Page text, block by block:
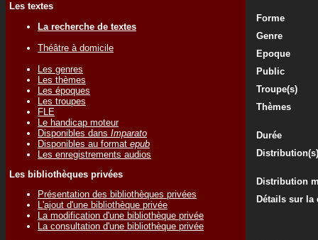
Les textes
La recherche de textes
Théâtre à domicile
Les genres
Les thèmes
Les époques
Les troupes
FLE
Le handicap moteur
Disponibles dans Imparato
Disponibles au format epub
Les enregistrements audios
Les bibliothèques privées
Présentation des bibliothèques privées
L'ajout d'une bibliothèque privée
La modification d'une bibliothèque privée
La consultation d'une bibliothèque privée
Forme
Genre
Epoque
Public
Troupe(s)
Thèmes
Durée
Distribution(s)
Distribution
Détails sur